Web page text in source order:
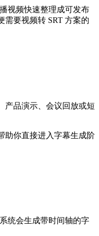
视频快速整理成可发布
需要视频转 SRT 方案的
产品演示、会议回放或短
助你直接进入字幕生成阶
统会生成带时间轴的字